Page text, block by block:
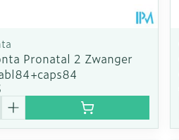
Zelfbruiner
Pronatal 2 Zwanger